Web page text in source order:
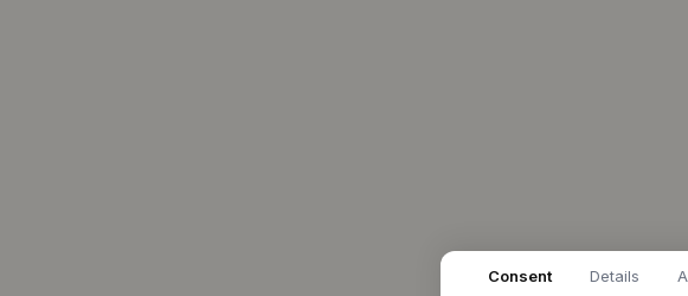
Consent Details